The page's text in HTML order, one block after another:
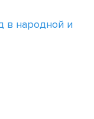
в народной и